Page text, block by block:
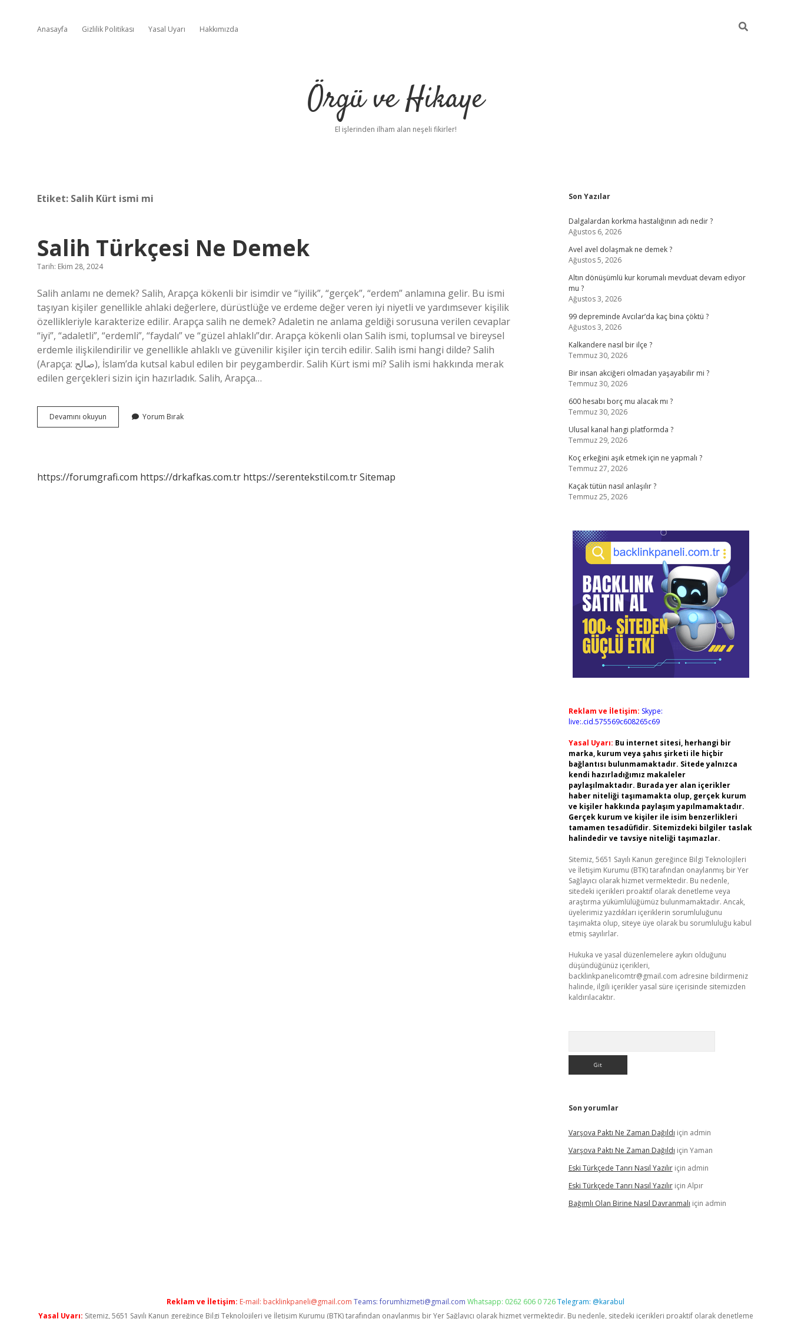
Anasayfa Gizlilik Politikası Yasal Uyarı Hakkımızda
Örgü ve Hikaye
El işlerinden ilham alan neşeli fikirler!
Etiket: Salih Kürt ismi mi
Salih Türkçesi Ne Demek
Tarih: Ekim 28, 2024
Salih anlamı ne demek? Salih, Arapça kökenli bir isimdir ve “iyilik”, “gerçek”, “erdem” anlamına gelir. Bu ismi
taşıyan kişiler genellikle ahlaki değerlere, dürüstlüğe ve erdeme değer veren iyi niyetli ve yardımsever kişilik
özellikleriyle karakterize edilir. Arapça salih ne demek? Adaletin ne anlama geldiği sorusuna verilen cevaplar
“iyi”, “adaletli”, “erdemli”, “faydalı” ve “güzel ahlaklı”dır. Arapça kökenli olan Salih ismi, toplumsal ve bireysel
erdemle ilişkilendirilir ve genellikle ahlaklı ve güvenilir kişiler için tercih edilir. Salih ismi hangi dilde? Salih
(Arapça: صالح), İslam’da kutsal kabul edilen bir peygamberdir. Salih Kürt ismi mi? Salih ismi hakkında merak
edilen gerçekleri sizin için hazırladık. Salih, Arapça…
Devamını okuyun
Türkçesi
Yorum Bırak
https://forumgrafi.com https://drkafkas.com.tr https://serentekstil.com.trSitemap
Sidebar
Son Yazılar
Dalgalardan korkma hastalığının adı nedir ?
Ağustos 6, 2026
Avel avel dolaşmak ne demek ?
Ağustos 5, 2026
Altın dönüşümlü kur korumalı mevduat devam ediyor
mu ?
Ağustos 3, 2026
99 depreminde Avcılar’da kaç bina çöktü ?
Ağustos 3, 2026
Kalkandere nasıl bir ilçe ?
Temmuz 30, 2026
Bir insan akciğeri olmadan yaşayabilir mi ?
Temmuz 30, 2026
600 hesabı borç mu alacak mı ?
Temmuz 30, 2026
Ulusal kanal hangi platformda ?
Temmuz 29, 2026
Koç erkeğini aşık etmek için ne yapmalı ?
Temmuz 27, 2026
Kaçak tütün nasıl anlaşılır ?
Temmuz 25, 2026
Reklam ve İletişim: Skype:
live:.cid.575569c608265c69
Yasal Uyarı: Bu internet sitesi, herhangi bir
marka, kurum veya şahıs şirketi ile hiçbir
bağlantısı bulunmamaktadır. Sitede yalnızca
kendi hazırladığımız makaleler
paylaşılmaktadır. Burada yer alan içerikler
haber niteliği taşımamakta olup, gerçek kurum
ve kişiler hakkında paylaşım yapılmamaktadır.
Gerçek kurum ve kişiler ile isim benzerlikleri
tamamen tesadüfidir. Sitemizdeki bilgiler taslak
halindedir ve tavsiye niteliği taşımazlar.
Sitemiz, 5651 Sayılı Kanun gereğince Bilgi Teknolojileri
ve İletişim Kurumu (BTK) tarafından onaylanmış bir Yer
Sağlayıcı olarak hizmet vermektedir. Bu nedenle,
sitedeki içerikleri proaktif olarak denetleme veya
araştırma yükümlülüğümüz bulunmamaktadır. Ancak,
üyelerimiz yazdıkları içeriklerin sorumluluğunu
taşımakta olup, siteye üye olarak bu sorumluluğu kabul
etmiş sayılırlar.
Hukuka ve yasal düzenlemelere aykırı olduğunu
düşündüğünüz içerikleri,
backlinkpanelicomtr@gmail.com adresine bildirmeniz
halinde, ilgili içerikler yasal süre içerisinde sitemizden
kaldırılacaktır.
Son yorumlar
Varşova Paktı Ne Zaman Dağıldı için admin
Varşova Paktı Ne Zaman Dağıldı için Yaman
Eski Türkçede Tanrı Nasıl Yazılıriçin admin
Eski Türkçede Tanrı Nasıl Yazılıriçin Alpır
Bağımlı Olan Birine Nasıl Davranmalı için admin
Reklam ve İletişim: E-mail: backlinkpaneli@gmail.com Teams:forumhizmeti@gmail.com Whatsapp: 0262 606 0 726Telegram: @karabul
Yasal Uyarı: Sitemiz, 5651 Sayılı Kanun gereğince Bilgi Teknolojileri ve İletişim Kurumu (BTK) tarafından onaylanmış bir Yer Sağlayıcı olarak hizmet vermektedir. Bu nedenle, sitedeki içerikleri proaktif olarak denetleme